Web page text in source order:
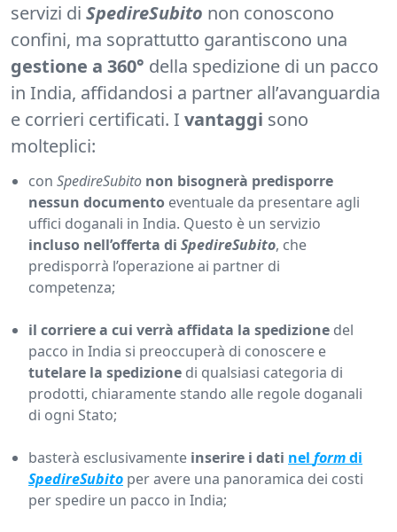
servizi di SpedireSubito non conoscono
confini, ma soprattutto garantiscono una
gestione a 360° della spedizione di un pacco
in India, affidandosi a partner all’avanguardia
e corrieri certificati. I vantaggi sono
molteplici:
con SpedireSubito non bisognerà predisporre
nessun documento eventuale da presentare agli
uffici doganali in India. Questo è un servizio
incluso nell’offerta di SpedireSubito, che
predisporrà l’operazione ai partner di
competenza;
il corriere a cui verrà affidata la spedizione del
pacco in India si preoccuperà di conoscere e
tutelare la spedizione di qualsiasi categoria di
prodotti, chiaramente stando alle regole doganali
di ogni Stato;
basterà esclusivamente inserire i dati nel formdi
SpedireSubito per avere una panoramica dei costi
per spedire un pacco in India;